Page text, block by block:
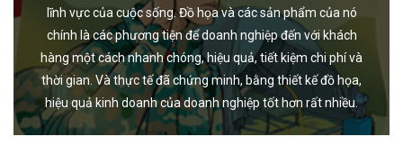
lĩnh vực của cuộc sống. Đồ họa và các sản phẩm của nó
chính là các phương tiện để doanh nghiệp đến với khách
hàng một cách nhanh chóng, hiệu quả, tiết kiệm chi phí và
thời gian. Và thực tế đã chứng minh, bằng thiết kế đồ họa,
hiệu quả kinh doanh của doanh nghiệp tốt hơn rất nhiều.